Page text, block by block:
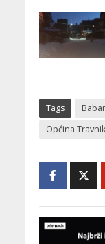
Tags
Općina Travnik